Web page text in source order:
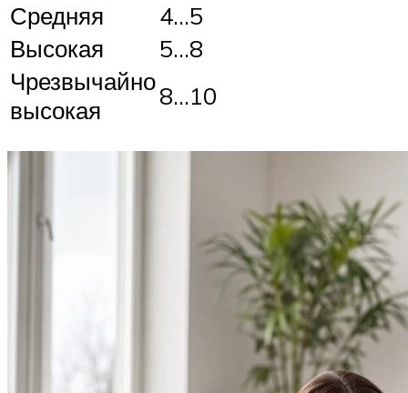
Средняя
4…5
Высокая
5…8
Чрезвычайно
высокая
8…10